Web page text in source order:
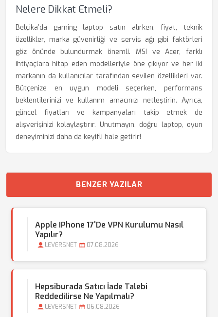
Nelere Dikkat Etmeli?
Belçika’da gaming laptop satın alırken, fiyat, teknik
özellikler, marka güvenirliği ve servis ağı gibi faktörleri
göz önünde bulundurmak önemli. MSI ve Acer, farklı
ihtiyaçlara hitap eden modelleriyle öne çıkıyor ve her iki
markanın da kullanıcılar tarafından sevilen özellikleri var.
Bütçenize en uygun modeli seçerken, performans
beklentilerinizi ve kullanım amacınızı netleştirin. Ayrıca,
güncel fiyatları ve kampanyaları takip etmek de
alışverişinizi kolaylaştırır. Unutmayın, doğru laptop, oyun
deneyiminizi daha da keyifli hale getirir!
BENZER YAZILAR
Apple IPhone 17'de VPN Kurulumu Nasıl
Yapılır?
LEVERSNET 07.08.2026
Hepsiburada Satıcı İade Talebi
Reddedilirse Ne Yapılmalı?
LEVERSNET 06.08.2026